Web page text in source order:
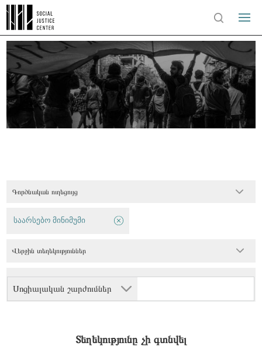
Գործնական ուղեցույց
Սոցիալական շարժումներ
საარსებო მინიმუმი
Վերջին տեղեկություններ
Տեղեկությունը չի գտնվել